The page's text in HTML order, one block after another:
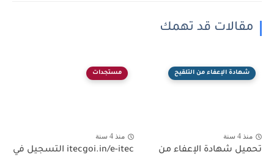
مقالات قد تهمك
شهادة الإعفاء من التلقيح
منذ 4 سنة
تحميل شهادة الإعفاء من
مستجدات
منذ 4 سنة
itecgoi.in/e-itec التسجيل في